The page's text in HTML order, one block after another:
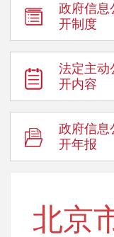
政府信息
开制度
法定主动
开内容
政府信息
开年报
北京